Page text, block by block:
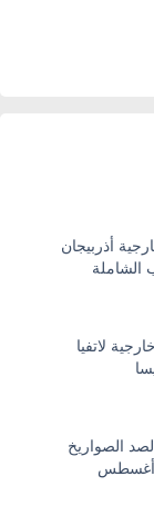
أذربيجان
الشاملة
لاتفيا
الصواريخ
أغسطس